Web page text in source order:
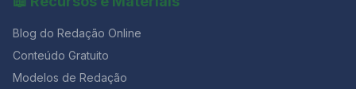
Blog do Redação Online
Conteúdo Gratuito
Modelos de Redação